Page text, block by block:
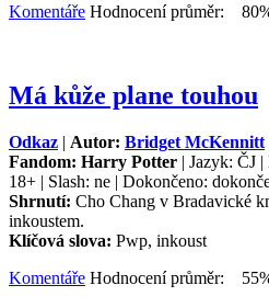
Komentáře Hodnocení průměr:
Má kůže plane touhou
Odkaz | Autor: Bridget McKennitt
Fandom: Harry Potter | Jazyk: ČJ
18+ | Slash: ne | Dokončeno:
Shrnutí: Cho Chang v Bradavické
inkoustem.
Klíčová slova: Pwp, inkoust
Komentáře Hodnocení průměr: